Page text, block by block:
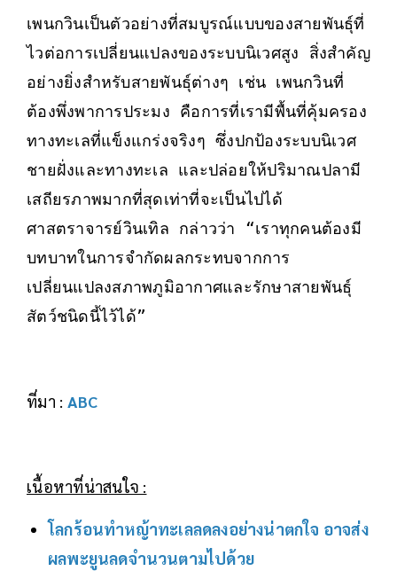
เพนกวินเป็นตัวอย่างที่สมบูรณ์แบบของสายพันธุ์ที่
ไวต่อการเปลี่ยนแปลงของระบบนิเวศสูง สิ่งสำคัญ
อย่างยิ่งสำหรับสายพันธุ์ต่างๆ เช่น เพนกวินที่
ต้องพึ่งพาการประมง คือการที่เรามีพื้นที่คุ้มครอง
ทางทะเลที่แข็งแกร่งจริงๆ ซึ่งปกป้องระบบนิเวศ
ชายฝั่งและทางทะเล และปล่อยให้ปริมาณปลามี
เสถียรภาพมากที่สุดเท่าที่จะเป็นไปได้
ศาสตราจารย์วินเทิล กล่าวว่า “เราทุกคนต้องมี
บทบาทในการจำกัดผลกระทบจากการ
เปลี่ยนแปลงสภาพภูมิอากาศและรักษาสายพันธุ์
สัตว์ชนิดนี้ไว้ได้”
ที่มา : ABC
เนื้อหาที่น่าสนใจ :
โลกร้อนทำหญ้าทะเลลดลงอย่างน่าตกใจ อาจส่ง
ผลพะยูนลดจำนวนตามไปด้วย